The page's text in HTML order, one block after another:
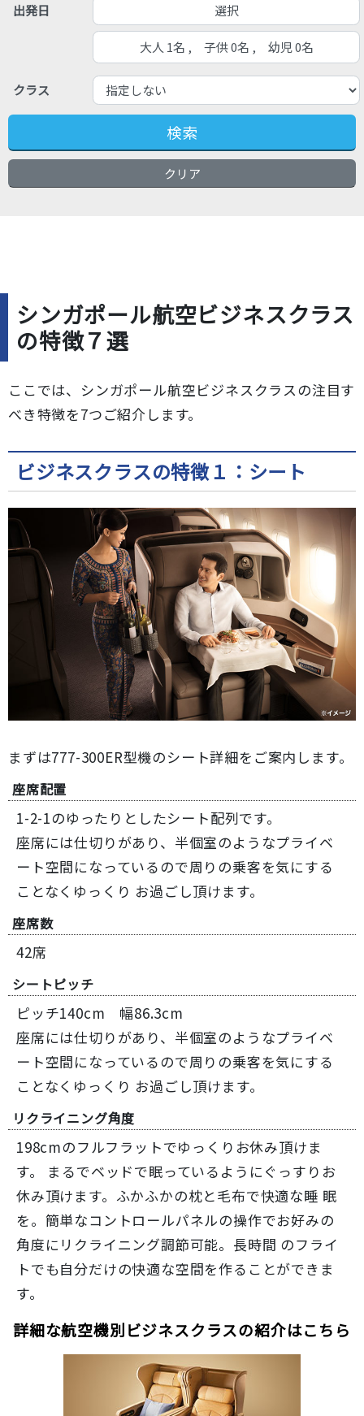
出発日 選択
大人 1名 , 子供 0名 , 幼児 0名
クラス
検索
クリア
シンガポール航空ビジネスクラス
の特徴７選
ここでは、シンガポール航空ビジネスクラスの注目す
べき特徴を7つご紹介します。
ビジネスクラスの特徴１：シート
まずは777-300ER型機のシート詳細をご案内します。
座席配置
1-2-1のゆったりとしたシート配列です。
座席には仕切りがあり、半個室のようなプライベ
ート空間になっているので周りの乗客を気にする
ことなくゆっくり お過ごし頂けます。
座席数
42席
シートピッチ
ピッチ140cm 幅86.3cm
座席には仕切りがあり、半個室のようなプライベ
ート空間になっているので周りの乗客を気にする
ことなくゆっくり お過ごし頂けます。
リクライニング角度
198cmのフルフラットでゆっくりお休み頂けま
す。 まるでベッドで眠っているようにぐっすりお
休み頂けます。ふかふかの枕と毛布で快適な睡 眠
を。簡単なコントロールパネルの操作でお好みの
角度にリクライニング調節可能。長時間 のフライ
トでも自分だけの快適な空間を作ることができま
す。
詳細な航空機別ビジネスクラスの紹介はこちら